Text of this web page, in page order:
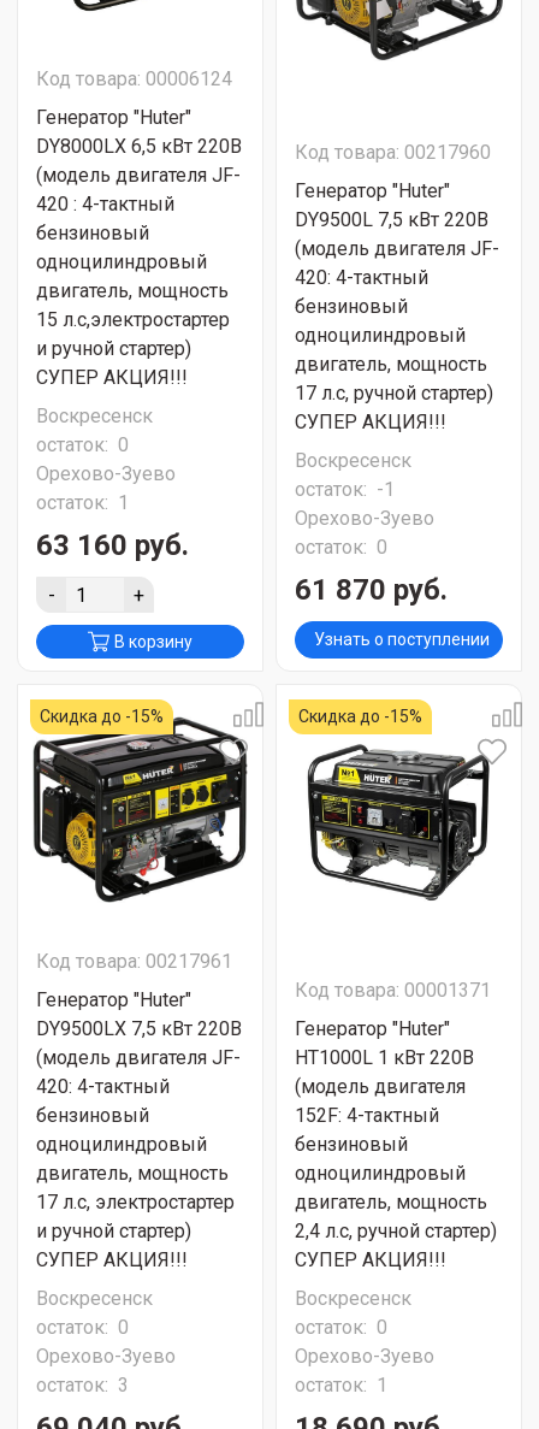
Код товара: 00006124
Генератор "Huter"
DY8000LX 6,5 кВт 220В
(модель двигателя JF-
420 : 4-тактный
бензиновый
одноцилиндровый
двигатель, мощность
15 л.с,электростартер
и ручной стартер)
СУПЕР АКЦИЯ!!!
Воскресенск
остаток: 0
Орехово-Зуево
остаток: 1
63 160 руб.
- +
В корзину
Код товара: 00217960
Генератор "Huter"
DY9500L 7,5 кВт 220В
(модель двигателя JF-
420: 4-тактный
бензиновый
одноцилиндровый
двигатель, мощность
17 л.с, ручной стартер)
СУПЕР АКЦИЯ!!!
Воскресенск
остаток: -1
Орехово-Зуево
остаток: 0
61 870 руб.
Узнать о поступлении
Скидка до -15%
Код товара: 00217961
Генератор "Huter"
DY9500LX 7,5 кВт 220В
(модель двигателя JF-
420: 4-тактный
бензиновый
одноцилиндровый
двигатель, мощность
17 л.с, электростартер
и ручной стартер)
СУПЕР АКЦИЯ!!!
Воскресенск
остаток: 0
Орехово-Зуево
остаток: 3
Скидка до -15%
Код товара: 00001371
Генератор "Huter"
HT1000L 1 кВт 220В
(модель двигателя
152F: 4-тактный
бензиновый
одноцилиндровый
двигатель, мощность
2,4 л.с, ручной стартер)
СУПЕР АКЦИЯ!!!
Воскресенск
остаток: 0
Орехово-Зуево
остаток: 1